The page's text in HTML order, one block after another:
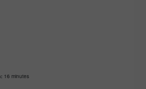
16 minutes